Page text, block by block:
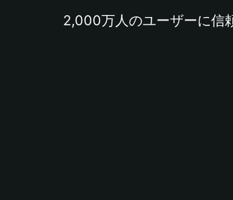
2,000万人のユーザーに信